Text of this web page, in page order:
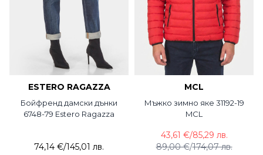
ESTERO RAGAZZA
Бойфренд дамски дънки
6748-79 Estero Ragazza
74,14 €/145,01 лв.
MCL
Мъжко зимно яке 31192-19
MCL
89,00 €/174,07 лв.
43,61 €/85,29 лв.